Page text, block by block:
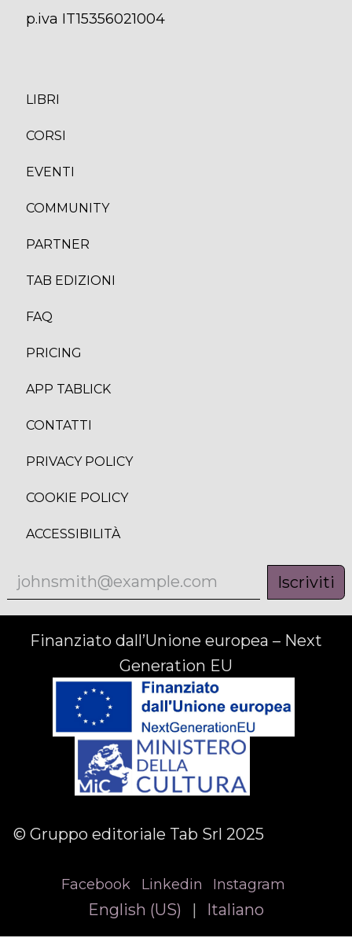
p.iva IT15356021004
LIBRI
CORSI
EVENTI
COMMUNITY
PARTNER
TAB EDIZIONI
FAQ
PRICING
APP TABLICK
CONTATTI
PRIVACY POLICY
COOKIE POLICY
ACCESSIBILITÀ
Iscriviti
Finanziato dall’Unione europea – Next
Generation EU
© Gruppo editoriale Tab Srl 2025
Facebook Linkedin Instagram
English (US) | Italiano